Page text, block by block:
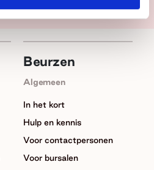
Beurzen
Algemeen
In het kort
Hulp en kennis
Voor contactpersonen
Voor bursalen